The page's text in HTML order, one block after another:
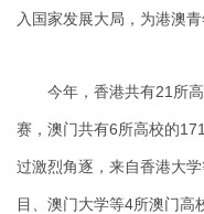
入国家发展大局，为港澳
今年，香港共有21所高
赛，澳门共有6所高校的
过激烈角逐，来自香港大
目、澳门大学等4所澳门高